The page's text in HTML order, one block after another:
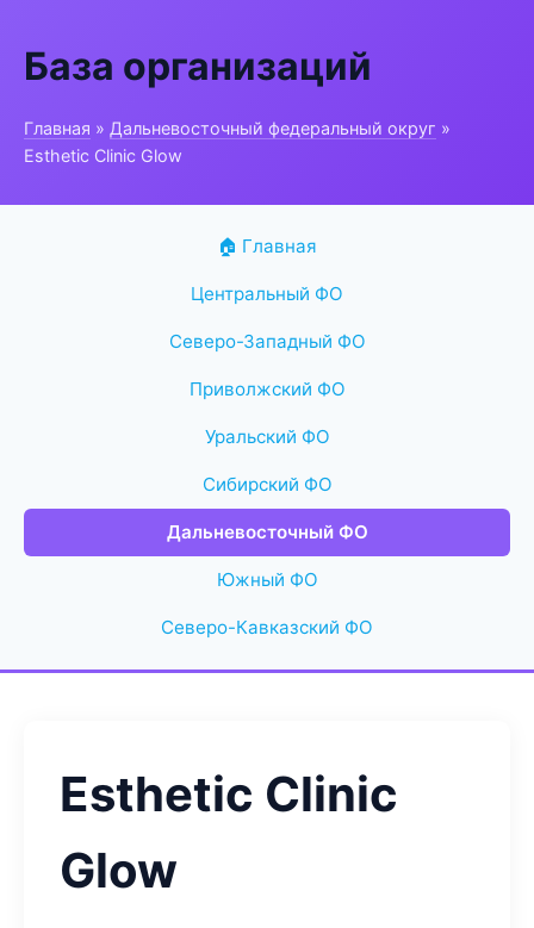
База организаций
Главная » Дальневосточный федеральный округ »
Esthetic Clinic Glow
🏠 Главная
Центральный ФО
Северо-Западный ФО
Приволжский ФО
Уральский ФО
Сибирский ФО
Дальневосточный ФО
Южный ФО
Северо-Кавказский ФО
Esthetic Clinic
Glow